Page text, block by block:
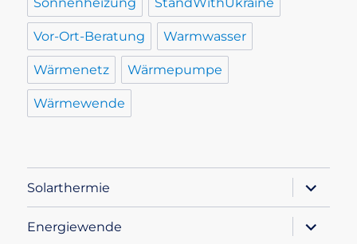
Sonnenheizung StandWithUkraine
Vor-Ort-Beratung Warmwasser
Wärmenetz Wärmepumpe
Wärmewende
Solarthermie
öffnen
Energiewende
öffnen